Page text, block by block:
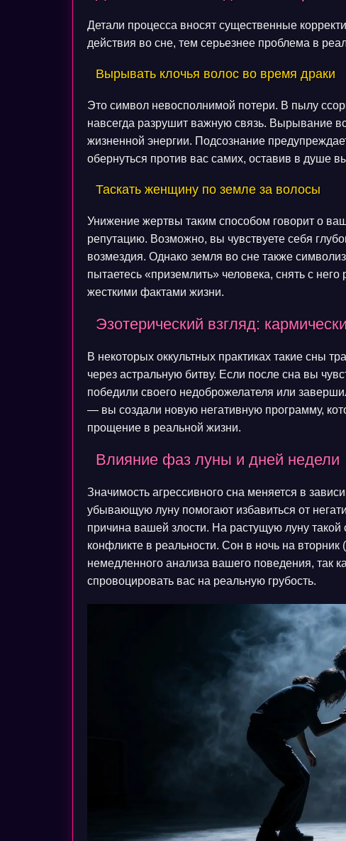
Детали процесса вносят существенные
действия во сне, тем серьезнее проблема в
Вырывать клочья волос во время драки
Это символ невосполнимой потери. В пылу
навсегда разрушит важную связь. Вырывание
жизненной энергии. Подсознание
обернуться против вас самих, оставив в душе
Таскать женщину по земле за волосы
Унижение жертвы таким способом говорит о
репутацию. Возможно, вы чувствуете себя
возмездия. Однако земля во сне также
пытаетесь «приземлить» человека, снять с него
жесткими фактами жизни.
Эзотерический взгляд:
В некоторых оккультных практиках такие сны
через астральную битву. Если после сна вы
победили своего недоброжелателя или
— вы создали новую негативную программу,
прощение в реальной жизни.
Влияние фаз луны и дней недели
Значимость агрессивного сна меняется в
убывающую луну помогают избавиться от
причина вашей злости. На растущую луну
конфликте в реальности. Сон в ночь на
немедленного анализа вашего поведения, так
спровоцировать вас на реальную грубость.